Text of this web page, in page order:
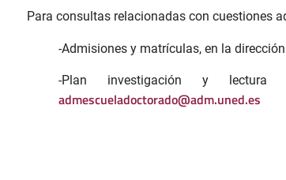
Para consultas relacionadas con cuestiones
-Admisiones y matrículas, en la
-Plan investigación y
admescueladoctorado@adm.uned.es